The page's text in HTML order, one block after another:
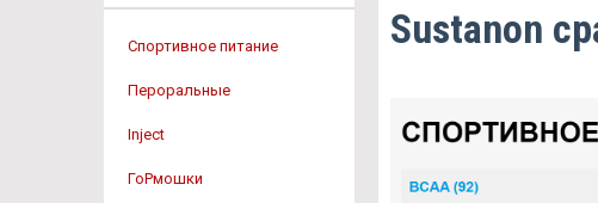
Спортивное питание
Пероральные
Inject
ГоРмошки
Sustanon